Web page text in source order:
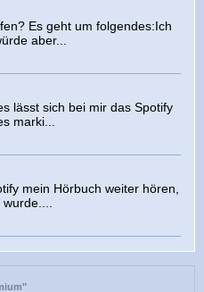
Es geht um folgendes:Ich
aber...
lässt sich bei mir das Spotify
marki...
mein Hörbuch weiter hören,
wurde....